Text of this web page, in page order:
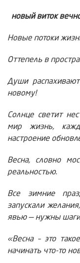
новый виток
Новые потоки
Оттепель в
Души
новому!
Солнце светит
мир жизнь,
настроение
Весна, словно
реальностью.
Все зимние
запускали
явью — нужны
«Весна – это
начинать что-то